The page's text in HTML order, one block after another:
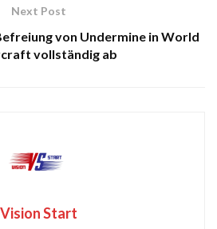
Next Post
von Undermine in World
vollständig ab
Vision Start